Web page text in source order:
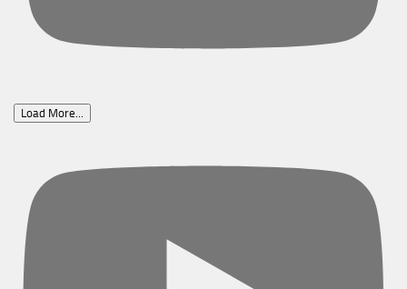
Load More...